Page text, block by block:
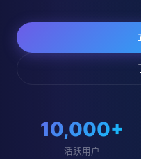
10,000+
活跃用户